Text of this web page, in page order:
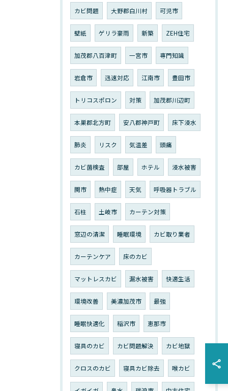
カビ問題 大野郡白川村 可児市
壁紙 ゲリラ豪雨 新築 ZEH住宅
加茂郡八百津町 一宮市 専門知識
岩倉市 迅速対応 江南市 豊田市
トリコスポロン 対策 加茂郡川辺町
本巣郡北方町 安八郡神戸町 床下浸水
肺炎 リスク 気温差 頭痛
カビ菌検査 部屋 ホテル 浸水被害
関市 熱中症 天気 呼吸器トラブル
石柱 土岐市 カーテン対策
窓辺の清潔 睡眠環境 カビ取り業者
カーテンケア 床のカビ
マットレスカビ 漏水被害 快適生活
環境改善 美濃加茂市 最強
睡眠快適化 稲沢市 恵那市
寝具のカビ カビ問題解決 カビ地獄
クロスのカビ 寝具カビ除去 喉カビ